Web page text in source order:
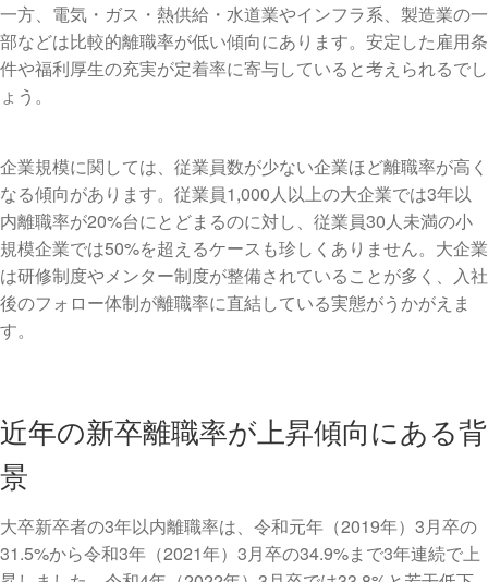
一方、電気・ガス・熱供給・水道業やインフラ系、製造業の一
部などは比較的離職率が低い傾向にあります。安定した雇用条
件や福利厚生の充実が定着率に寄与していると考えられるでし
ょう。
企業規模に関しては、従業員数が少ない企業ほど離職率が高く
なる傾向があります。従業員1,000人以上の大企業では3年以
内離職率が20%台にとどまるのに対し、従業員30人未満の小
規模企業では50%を超えるケースも珍しくありません。大企業
は研修制度やメンター制度が整備されていることが多く、入社
後のフォロー体制が離職率に直結している実態がうかがえま
す。
近年の新卒離職率が上昇傾向にある背
景
大卒新卒者の3年以内離職率は、令和元年（2019年）3月卒の
31.5%から令和3年（2021年）3月卒の34.9%まで3年連続で上